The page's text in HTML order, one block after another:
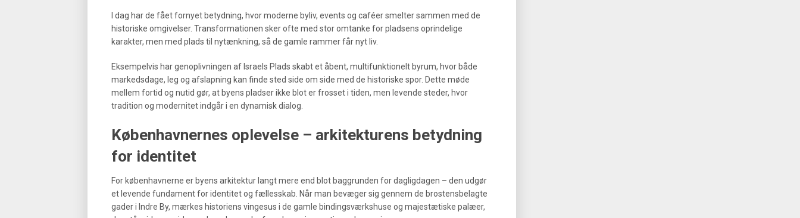
I dag har de fået fornyet betydning, hvor moderne byliv, events og caféer smelter sammen med de
historiske omgivelser. Transformationen sker ofte med stor omtanke for pladsens oprindelige
karakter, men med plads til nytænkning, så de gamle rammer får nyt liv.
Eksempelvis har genoplivningen af Israels Plads skabt et åbent, multifunktionelt byrum, hvor både
markedsdage, leg og afslapning kan finde sted side om side med de historiske spor. Dette møde
mellem fortid og nutid gør, at byens pladser ikke blot er frosset i tiden, men levende steder, hvor
tradition og modernitet indgår i en dynamisk dialog.
Københavnernes oplevelse – arkitekturens betydning
for identitet
For københavnerne er byens arkitektur langt mere end blot baggrunden for dagligdagen – den udgør
et levende fundament for identitet og fællesskab. Når man bevæger sig gennem de brostensbelagte
gader i Indre By, mærkes historiens vingesus i de gamle bindingsværkshuse og majestætiske palæer,